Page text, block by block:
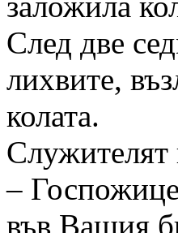
След две
лихвите,
колата.
Служителят
–
във Вашия